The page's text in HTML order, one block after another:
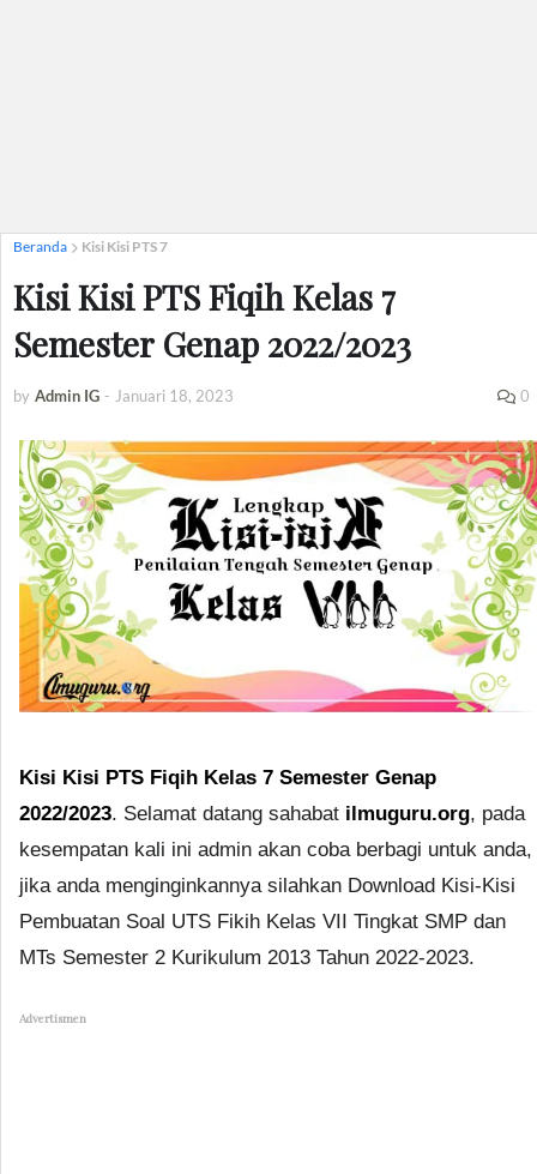
Beranda Kisi Kisi PTS 7
Kisi Kisi PTS Fiqih Kelas 7
Semester Genap 2022/2023
by Admin IG - Januari 18, 2023 0
Kisi Kisi PTS Fiqih Kelas 7 Semester Genap
2022/2023. Selamat datang sahabat ilmuguru.org, pada
kesempatan kali ini admin akan coba berbagi untuk anda,
jika anda menginginkannya silahkan Download Kisi-Kisi
Pembuatan Soal UTS Fikih Kelas VII Tingkat SMP dan
MTs Semester 2 Kurikulum 2013 Tahun 2022-2023.
Advertismen